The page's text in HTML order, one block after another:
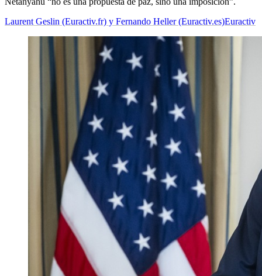
Laurent Geslin (Euractiv.fr) y Fernando Heller (Euractiv.es)Euractiv